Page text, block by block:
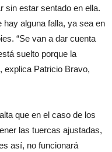
sin estar sentado en ella.
alguna falla, ya sea en
“Se van a dar cuenta
suelto porque la
explica Patricio Bravo,
que en el caso de los
las tuercas ajustadas,
así, no funcionará